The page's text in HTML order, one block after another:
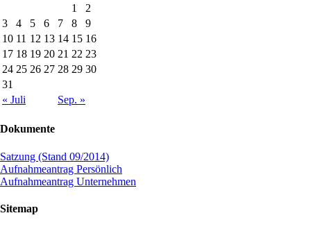
1
2
3
4 5 6 7 8
9
10 11 12 13 14 15 16
17 18 19 20 21 22 23
24 25 26 27 28 29 30
31
« Juli
Sep. »
Dokumente
Satzung (Stand 09/2014)
Aufnahmeantrag Persönlich
Aufnahmeantrag Unternehmen
Sitemap